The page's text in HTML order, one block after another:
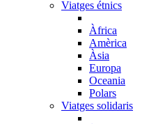
Viatges étnics
Àfrica
Amèrica
Àsia
Europa
Oceania
Polars
Viatges solidaris